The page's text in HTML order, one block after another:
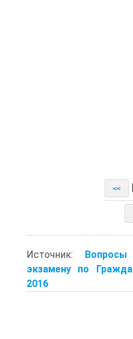
<<
Источник:
экзамену по
2016